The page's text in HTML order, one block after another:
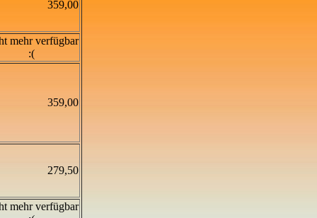
359,00
mehr verfügbar
:(
359,00
279,50
mehr verfügbar